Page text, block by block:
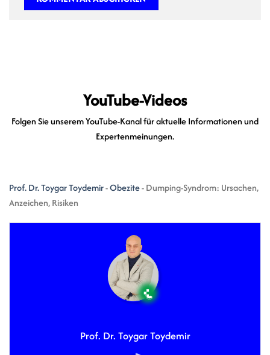
YouTube-Videos
Folgen Sie unserem YouTube-Kanal für aktuelle Informationen und
Expertenmeinungen.
Prof. Dr. Toygar Toydemir-Obezite-Dumping-Syndrom: Ursachen,
Anzeichen, Risiken
Prof. Dr. Toygar Toydemir